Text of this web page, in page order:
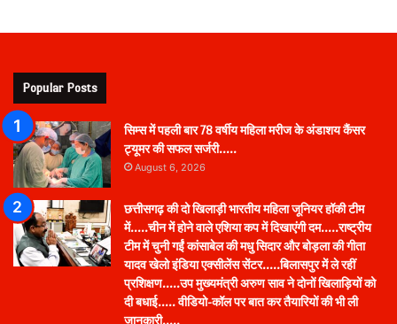
Popular Posts
सिम्स में पहली बार 78 वर्षीय महिला मरीज के अंडाशय कैंसर
ट्यूमर की सफल सर्जरी…..
August 6, 2026
छत्तीसगढ़ की दो खिलाड़ी भारतीय महिला जूनियर हॉकी टीम
में…..चीन में होने वाले एशिया कप में दिखाएंगी दम…..राष्ट्रीय
टीम में चुनी गईं कांसाबेल की मधु सिदार और बोड़ला की गीता
यादव खेलो इंडिया एक्सीलेंस सेंटर…..बिलासपुर में ले रहीं
प्रशिक्षण…..उप मुख्यमंत्री अरुण साव ने दोनों खिलाड़ियों को
दी बधाई….. वीडियो-कॉल पर बात कर तैयारियों की भी ली
जानकारी…..